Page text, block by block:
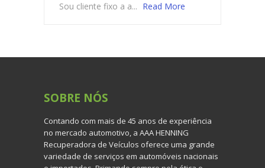
Sou cliente fixo a a... Read More
SOBRE NÓS
Contando com mais de 45 anos de experiência
no mercado automotivo, a AAA HENNING
Recuperadora de Veículos oferece uma grande
variedade de serviços em automóveis nacionais